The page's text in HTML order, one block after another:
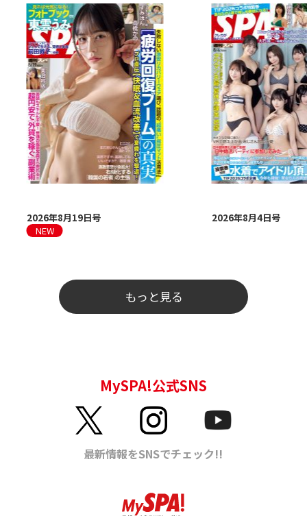
2026年8月19日号 2026年8月4日号
もっと見る